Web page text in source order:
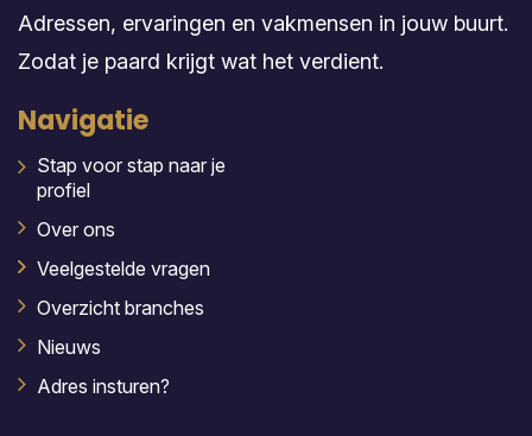
Adressen, ervaringen en vakmensen in jouw buurt.
Zodat je paard krijgt wat het verdient.
Navigatie
Stap voor stap naar je
profiel
Over ons
Veelgestelde vragen
Overzicht branches
Nieuws
Adres insturen?